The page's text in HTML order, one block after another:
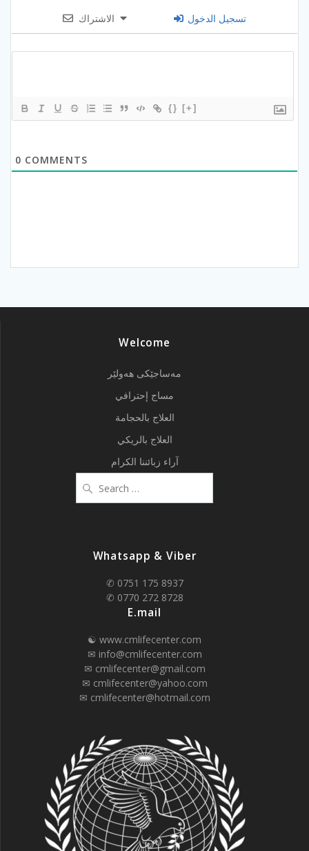
الاشتراك تسجيل الدخول
{} [+]
0 COMMENTS
Welcome
مەساجێکی هەولێر
مساج إحترافي
العلاج بالحجامة
العلاج بالريكي
آراء زبائننا الكرام
for:
Whatsapp & Viber
✆ 0751 175 8937
✆ 0770 272 8728
E.mail
☯ www.cmlifecenter.com
✉ info@cmlifecenter.com
✉ cmlifecenter@gmail.com
✉ cmlifecenter@yahoo.com
✉ cmlifecenter@hotmail.com